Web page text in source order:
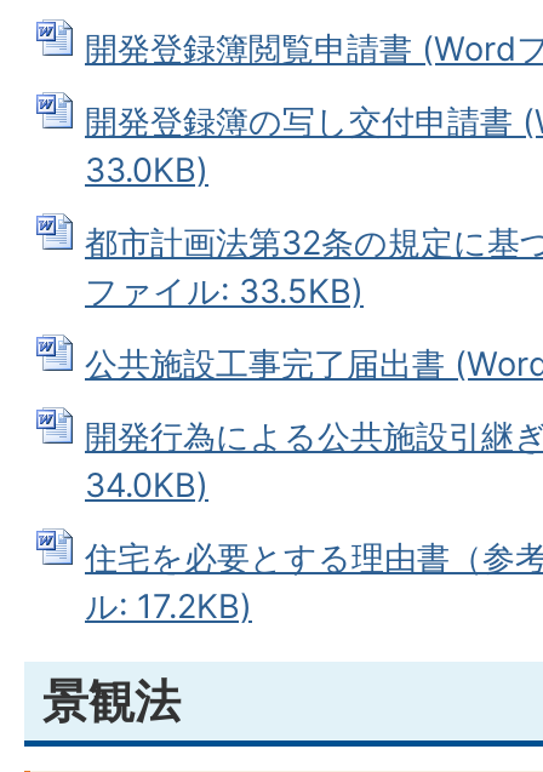
開発登録簿閲覧申請書 (Word
開発登録簿の写し交付申請書
33.0KB)
都市計画法第32条の規定に基
ファイル: 33.5KB)
公共施設工事完了届出書
開発行為による公共施設引継
34.0KB)
住宅を必要とする理由書（参
ル: 17.2KB)
景観法